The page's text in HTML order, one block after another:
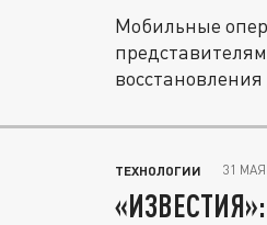
Мобильные
ТЕХНОЛОГИИ 31 МАЯ